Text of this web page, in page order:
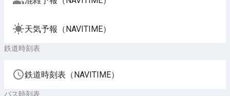
天気予報（NAVITIME）
鉄道時刻表
鉄道時刻表（NAVITIME）
バス時刻表